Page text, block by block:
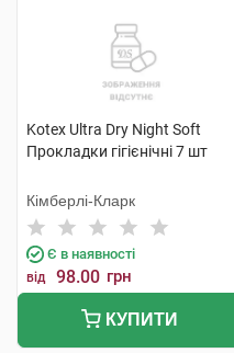
Kotex Ultra Dry Night Soft
Прокладки гігієнічні 7 шт
Кімберлі-Кларк
Є в наявності
від 98.00 грн
КУПИТИ